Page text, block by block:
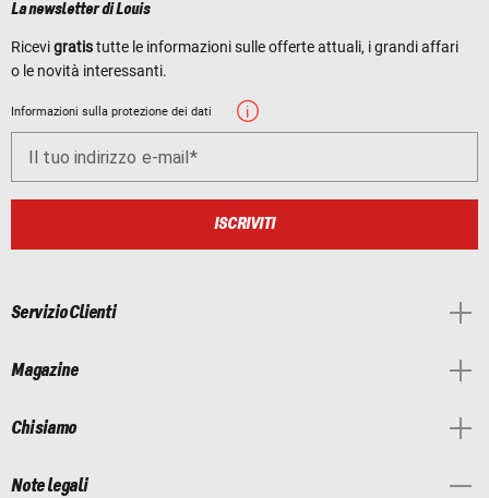
La newsletter di Louis
Ricevigratistutte le informazioni sulle offerte attuali, i grandi affari
o le novità interessanti.
Informazioni sulla protezione dei dati
Il tuo indirizzo e-mail
ISCRIVITI
Servizio Clienti
Magazine
Chi siamo
Note legali